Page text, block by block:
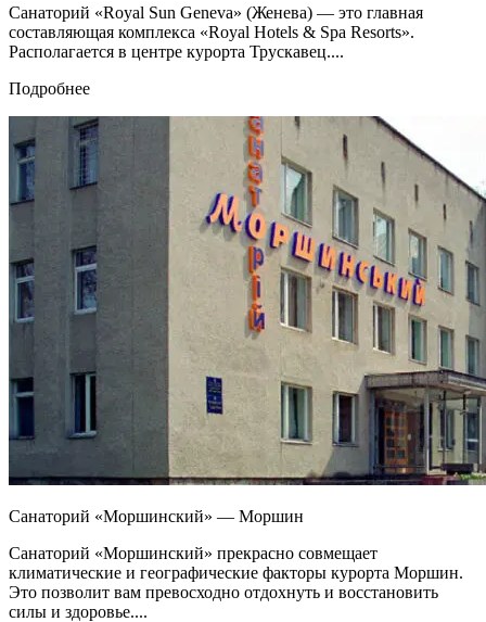
Санаторий «Royal Sun Geneva» (Женева) — это главная
составляющая комплекса «Royal Hotels & Spa Resorts».
Располагается в центре курорта Трускавец....
Подробнее
Санаторий «Моршинский» — Моршин
Санаторий «Моршинский» прекрасно совмещает
климатические и географические факторы курорта Моршин.
Это позволит вам превосходно отдохнуть и восстановить
силы и здоровье....